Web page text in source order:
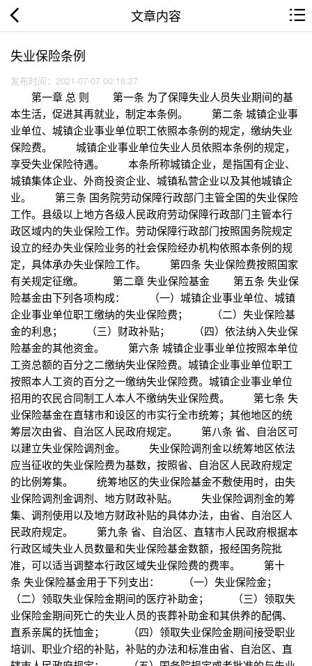
文章内容
失业保险条例
发布时间：2021-07-07 00:16:27
第一章 总 则 第一条 为了保障失业人员失业期间的基
本生活，促进其再就业，制定本条例。 第二条 城镇企业事
业单位、城镇企业事业单位职工依照本条例的规定，缴纳失业
保险费。 城镇企业事业单位失业人员依照本条例的规定，
享受失业保险待遇。 本条所称城镇企业，是指国有企业、
城镇集体企业、外商投资企业、城镇私营企业以及其他城镇企
业。 第三条 国务院劳动保障行政部门主管全国的失业保险
工作。县级以上地方各级人民政府劳动保障行政部门主管本行
政区域内的失业保险工作。劳动保障行政部门按照国务院规定
设立的经办失业保险业务的社会保险经办机构依照本条例的规
定，具体承办失业保险工作。 第四条 失业保险费按照国家
有关规定征缴。 第二章 失业保险基金 第五条 失业保
险基金由下列各项构成： （一）城镇企业事业单位、城镇
企业事业单位职工缴纳的失业保险费； （二）失业保险基
金的利息； （三）财政补贴； （四）依法纳入失业保
险基金的其他资金。 第六条 城镇企业事业单位按照本单位
工资总额的百分之二缴纳失业保险费。城镇企业事业单位职工
按照本人工资的百分之一缴纳失业保险费。城镇企业事业单位
招用的农民合同制工人本人不缴纳失业保险费。 第七条 失
业保险基金在直辖市和设区的市实行全市统筹；其他地区的统
筹层次由省、自治区人民政府规定。 第八条 省、自治区可
以建立失业保险调剂金。 失业保险调剂金以统筹地区依法
应当征收的失业保险费为基数，按照省、自治区人民政府规定
的比例筹集。 统筹地区的失业保险基金不敷使用时，由失
业保险调剂金调剂、地方财政补贴。 失业保险调剂金的筹
集、调剂使用以及地方财政补贴的具体办法，由省、自治区人
民政府规定。 第九条 省、自治区、直辖市人民政府根据本
行政区域失业人员数量和失业保险基金数额，报经国务院批
准，可以适当调整本行政区域失业保险费的费率。 第十
条 失业保险基金用于下列支出： （一）失业保险金；
（二）领取失业保险金期间的医疗补助金； （三）领取失
业保险金期间死亡的失业人员的丧葬补助金和其供养的配偶、
直系亲属的抚恤金； （四）领取失业保险金期间接受职业
培训、职业介绍的补贴，补贴的办法和标准由省、自治区、直